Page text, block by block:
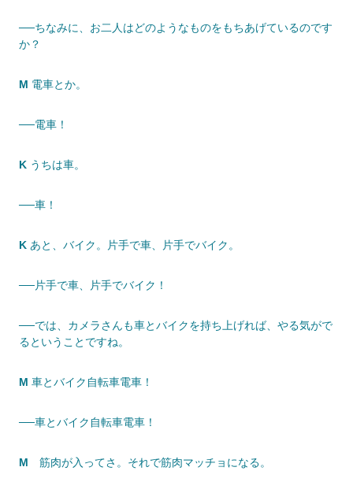
──ちなみに、お二人はどのようなものをもちあげているのです
か？
M 電車とか。
──電車！
K うちは車。
──車！
K あと、バイク。片手で車、片手でバイク。
──片手で車、片手でバイク！
──では、カメラさんも車とバイクを持ち上げれば、やる気がで
るということですね。
M 車とバイク自転車電車！
──車とバイク自転車電車！
M 筋肉が入ってさ。それで筋肉マッチョになる。